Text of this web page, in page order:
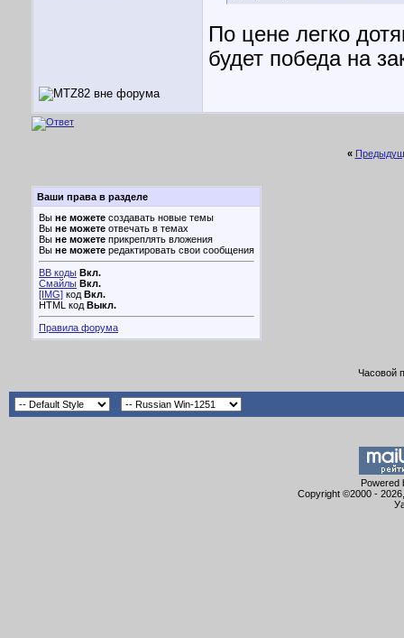
По цене легко
будет победа на
«
Ваши права в разделе
Вы не можете создавать новые темы
Вы не можете отвечать в темах
Вы не можете прикреплять вложения
Вы не можете редактировать свои сообщения
BB коды Вкл.
Смайлы Вкл.
[IMG] код Вкл.
HTML код Выкл.
Правила форума
Часовой
Powered
Copyright ©2000 -